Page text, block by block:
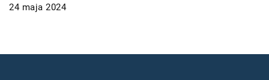
24 maja 2024